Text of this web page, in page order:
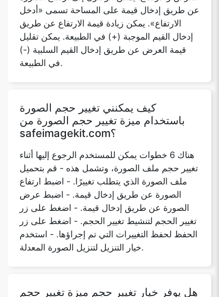
قيمة العرض عن طريق إدخال القيم السلبية (-)
في الطبيعة.
كيف يمكنني تغيير حجم الصورة
هناك 6 خطوات يمكن للمستخدم الرجوع إليها أثناء
تغيير حجم ملف الصورة، وتشمل هذه - قم بتحميل
ملف الصورة الذي يتطلب تغييرًا. - اضبط ارتفاع
الصورة عن طريق إدخال قيمة. - اضبط عرض
الصورة عن طريق إدخال قيمة. - اضغط على زر
تغيير الحجم لتنشيط تغيير الحجم. - اضغط على زر
الحفظ لحفظ التغييرات التي تم إجراؤها. - استخدم
هل يوفر خيار تغيير حجم ميزة تغيير حجم
الذي تم تحميله؟